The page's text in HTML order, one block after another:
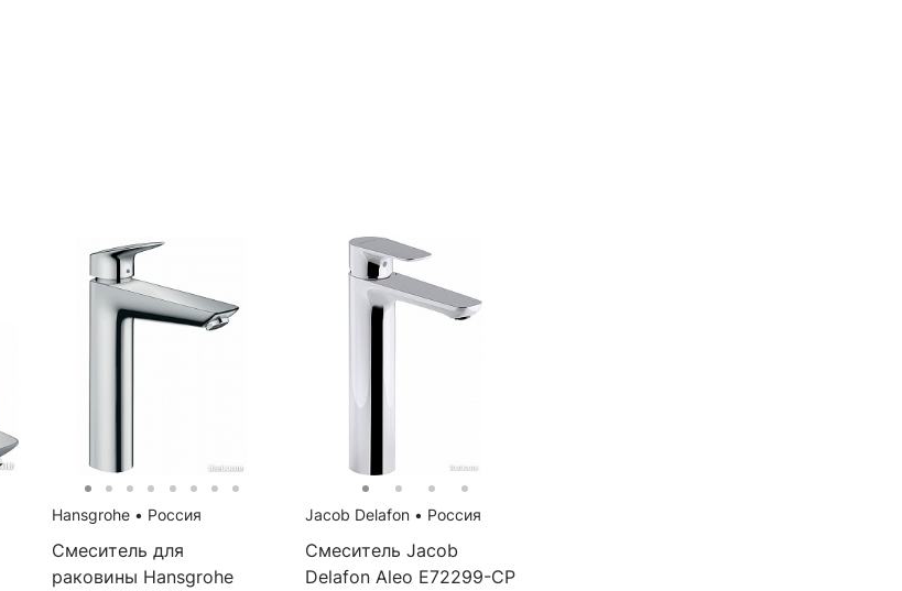
Hansgrohe • Россия
Смеситель для
раковины Hansgrohe
Jacob Delafon • Россия
Смеситель Jacob
Delafon Aleo E72299-CP